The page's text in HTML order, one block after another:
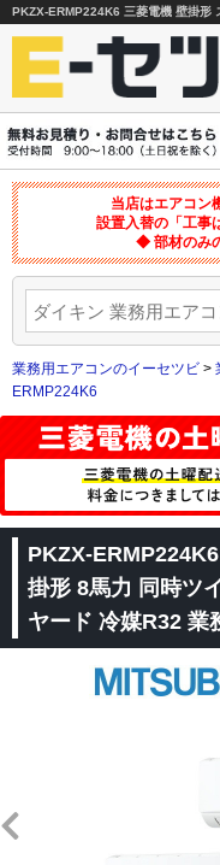
PKZX-ERMP224K6 三菱電機 壁掛形
当店はエアコン
設置入替の「工事
◆ 部材のみ
業務用エアコンのイーセツビ >
ERMP224K6
PKZX-
掛形 8馬力 同時ツ
ヤード 冷媒R32 業